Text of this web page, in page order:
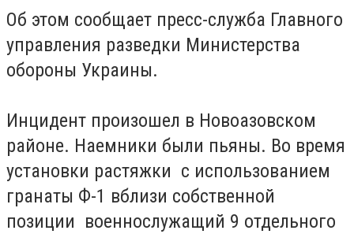
Об этом сообщает пресс-служба Главного
управления разведки Министерства
обороны Украины.
Инцидент произошел в Новоазовском
районе. Наемники были пьяны. Во время
установки растяжки с использованием
гранаты Ф-1 вблизи собственной
позиции военнослужащий 9 отдельного